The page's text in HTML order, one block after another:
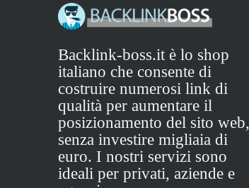
Backlink-boss.it è lo shop
italiano che consente di
costruire numerosi link di
qualità per aumentare il
posizionamento del sito web,
senza investire migliaia di
euro. I nostri servizi sono
ideali per privati, aziende e